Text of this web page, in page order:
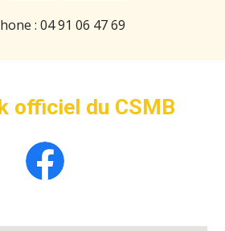
: 04 91 06 47 69
officiel du CSMB